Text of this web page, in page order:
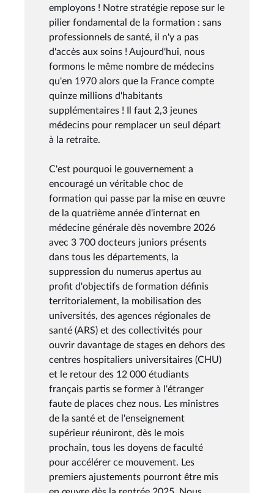
employons ! Notre stratégie repose sur le
pilier fondamental de la formation : sans
professionnels de santé, il n'y a pas
d'accès aux soins ! Aujourd'hui, nous
formons le même nombre de médecins
qu'en 1970 alors que la France compte
quinze millions d'habitants
supplémentaires ! Il faut 2,3 jeunes
médecins pour remplacer un seul départ
à la retraite.
C'est pourquoi le gouvernement a
encouragé un véritable choc de
formation qui passe par la mise en œuvre
de la quatrième année d'internat en
médecine générale dès novembre 2026
avec 3 700 docteurs juniors présents
dans tous les départements, la
suppression du numerus apertus au
profit d'objectifs de formation définis
territorialement, la mobilisation des
universités, des agences régionales de
santé (ARS) et des collectivités pour
ouvrir davantage de stages en dehors des
centres hospitaliers universitaires (CHU)
et le retour des 12 000 étudiants
français partis se former à l'étranger
faute de places chez nous. Les ministres
de la santé et de l'enseignement
supérieur réuniront, dès le mois
prochain, tous les doyens de faculté
pour accélérer ce mouvement. Les
premiers ajustements pourront être mis